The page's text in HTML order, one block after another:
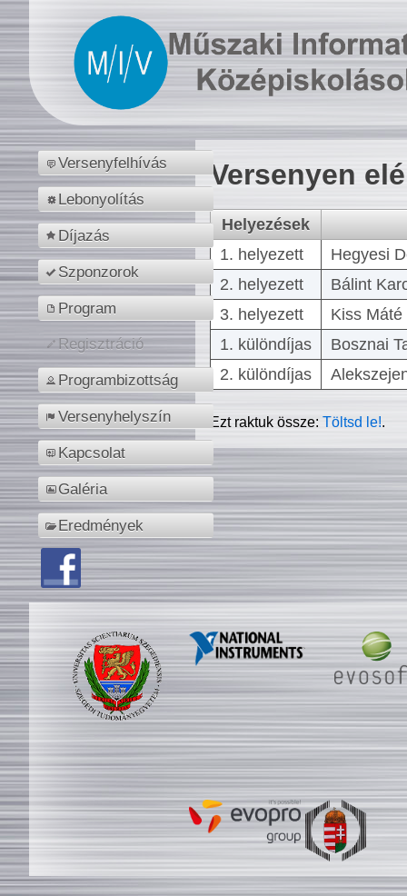
Versenyfelhívás
Lebonyolítás
Díjazás
Szponzorok
Program
Regisztráció
Programbizottság
Versenyhelyszín
Kapcsolat
Galéria
Eredmények
Versenyen
Helyezések
1. helyezett
Hegyesi
2. helyezett
Bálint
3. helyezett
Kiss
1. különdíjas
Bosznai
2. különdíjas
Ezt raktuk össze:Töltsd le!.